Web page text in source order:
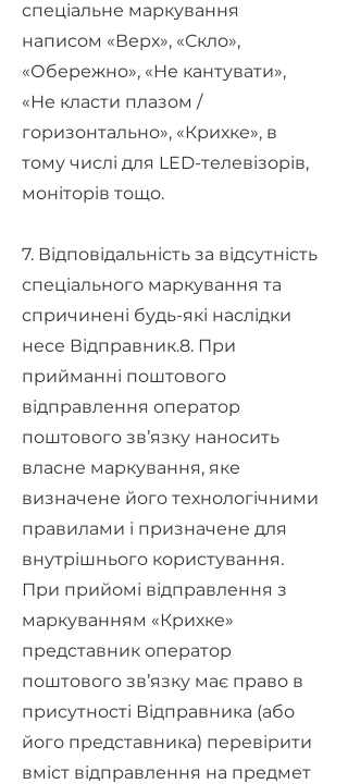
спеціальне маркування
написом «Верх», «Скло»,
«Обережно», «Не кантувати»,
«Не класти плазом /
горизонтально», «Крихке», в
тому числі для LED-телевізорів,
моніторів тощо.
7. Відповідальність за відсутність
спеціального маркування та
спричинені будь-які наслідки
несе Відправник.8. При
прийманні поштового
відправлення оператор
поштового зв’язку наносить
власне маркування, яке
визначене його технологічними
правилами і призначене для
внутрішнього користування.
При прийомі відправлення з
маркуванням «Крихке»
представник оператор
поштового зв’язку має право в
присутності Відправника (або
його представника) перевірити
вміст відправлення на предмет